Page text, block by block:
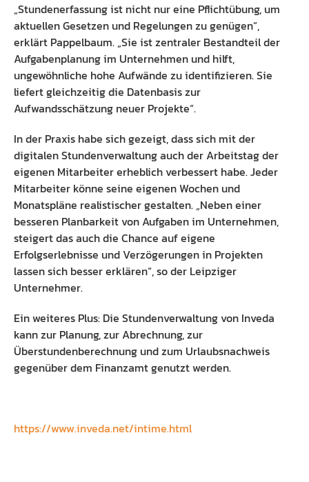
„Stundenerfassung ist nicht nur eine Pflichtübung, um
aktuellen Gesetzen und Regelungen zu genügen“,
erklärt Pappelbaum. „Sie ist zentraler Bestandteil der
Aufgabenplanung im Unternehmen und hilft,
ungewöhnliche hohe Aufwände zu identifizieren. Sie
liefert gleichzeitig die Datenbasis zur
Aufwandsschätzung neuer Projekte“.
In der Praxis habe sich gezeigt, dass sich mit der
digitalen Stundenverwaltung auch der Arbeitstag der
eigenen Mitarbeiter erheblich verbessert habe. Jeder
Mitarbeiter könne seine eigenen Wochen und
Monatspläne realistischer gestalten. „Neben einer
besseren Planbarkeit von Aufgaben im Unternehmen,
steigert das auch die Chance auf eigene
Erfolgserlebnisse und Verzögerungen in Projekten
lassen sich besser erklären“, so der Leipziger
Unternehmer.
Ein weiteres Plus: Die Stundenverwaltung von Inveda
kann zur Planung, zur Abrechnung, zur
Überstundenberechnung und zum Urlaubsnachweis
gegenüber dem Finanzamt genutzt werden.
https://www.inveda.net/intime.html